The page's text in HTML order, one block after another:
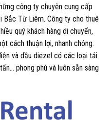
công ty chuyên cung cấp
Bắc Từ Liêm. Công ty cho thuê
quý khách hàng di chuyển,
cách thuận lợi, nhanh chóng.
và dầu diezel có các loại tải
phong phú và luôn sẵn sàng